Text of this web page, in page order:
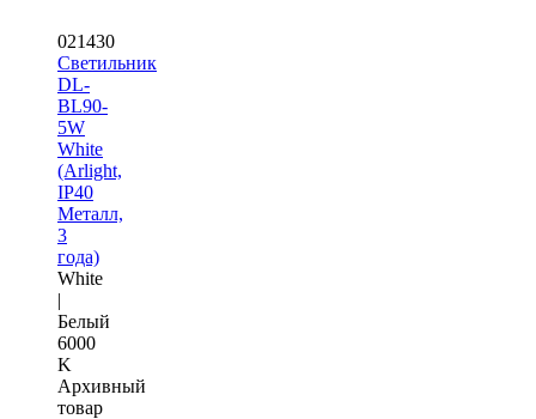
021430
Светильник
DL-
BL90-
5W
White
(Arlight,
IP40
Металл,
3
года)
White
|
Белый
6000
K
Архивный
товар